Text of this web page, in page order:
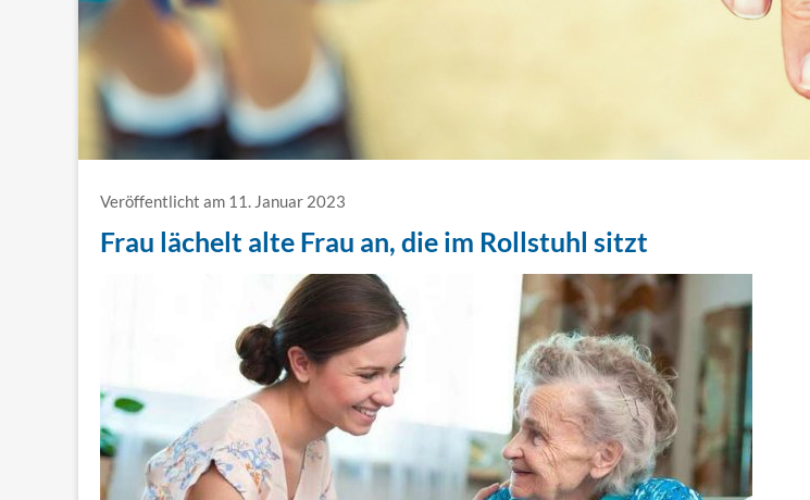
Veröffentlicht am 11. Januar 2023
Frau lächelt alte Frau an, die im Rollstuhl sitzt